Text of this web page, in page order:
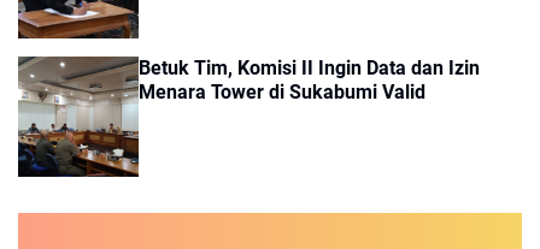
Betuk Tim, Komisi II Ingin Data dan Izin
Menara Tower di Sukabumi Valid